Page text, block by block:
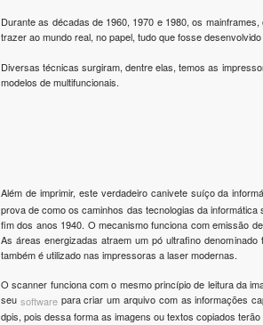
Durante as décadas de 1960, 1970 e 1980, os
trazer ao mundo real, no papel, tudo que fosse
Diversas técnicas surgiram, dentre elas, temos as
modelos de multifuncionais.
Além de imprimir, este verdadeiro canivete suíço da
prova de como os caminhos das tecnologias da
fim dos anos 1940. O mecanismo funciona com emissão
As áreas energizadas atraem um pó ultrafino
também é utilizado nas impressoras a laser modernas.
O scanner funciona com o mesmo princípio de leitura da
seu softwarepara criar um arquivo com as informações
dpis, pois dessa forma as imagens ou textos copiados